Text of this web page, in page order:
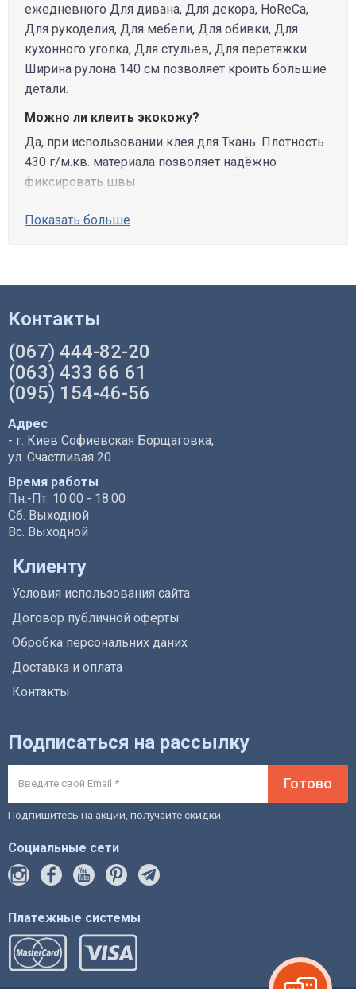
ежедневного Для дивана, Для декора, HoReCa,
Для рукоделия, Для мебели, Для обивки, Для
кухонного уголка, Для стульев, Для перетяжки.
Ширина рулона 140 см позволяет кроить большие
детали.
Можно ли клеить экокожу?
Да, при использовании клея для Ткань. Плотность
430 г/м.кв. материала позволяет надёжно
фиксировать швы.
Показать больше
Контакты
(067) 444-82-20
(063) 433 66 61
(095) 154-46-56
Адрес
- г. Киев Софиевская Борщаговка,
ул. Счастливая 20
Время работы
Пн.-Пт. 10:00 - 18:00
Сб. Выходной
Вс. Выходной
Клиенту
Условия использования сайта
Договор публичной оферты
Обробка персональних даних
Доставка и оплата
Контакты
Подписаться на рассылку
Готово
Подпишитесь на акции, получайте скидки
Социальные сети
Платежные системы